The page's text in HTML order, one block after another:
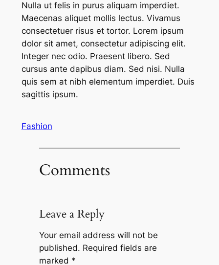
Nulla ut felis in purus aliquam imperdiet.
Maecenas aliquet mollis lectus. Vivamus
consectetuer risus et tortor. Lorem ipsum
dolor sit amet, consectetur adipiscing elit.
Integer nec odio. Praesent libero. Sed
cursus ante dapibus diam. Sed nisi. Nulla
quis sem at nibh elementum imperdiet. Duis
sagittis ipsum.
Fashion
Comments
Leave a Reply
Your email address will not be
published. Required fields are
marked *